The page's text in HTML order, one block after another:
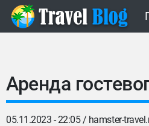
Аренда
05.11.2023 - 22:05 / hamster-